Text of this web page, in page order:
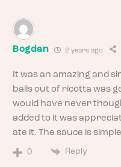
Bogdan 2 years ago
It was an amazing and
balls out of ricotta was
would have never
added to it was
ate it. The sauce is
0 Reply